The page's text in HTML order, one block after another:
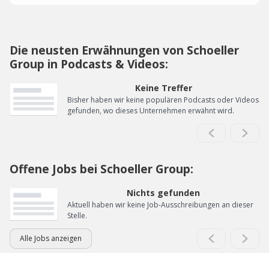
Die neusten Erwähnungen von Schoeller
Group in Podcasts & Videos:
Keine Treffer
Bisher haben wir keine populären Podcasts oder Videos
gefunden, wo dieses Unternehmen erwähnt wird.
Offene Jobs bei Schoeller Group:
Nichts gefunden
Aktuell haben wir keine Job-Ausschreibungen an dieser
Stelle.
Alle Jobs anzeigen